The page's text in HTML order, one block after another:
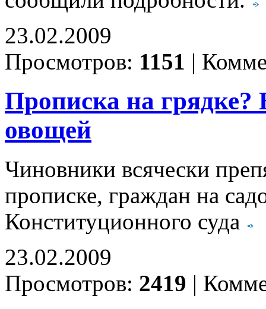
23.02.2009
Просмотров: 1151 |
Прописка на грядке?
овощей
Чиновники всячески
прописке, граждан на
Конституционного суда
23.02.2009
Просмотров: 2419 |